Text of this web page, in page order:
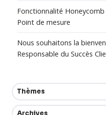
Fonctionnalité
Point de mesure
Nous souhaitons la
Responsable du Succès
Thèmes
Archives